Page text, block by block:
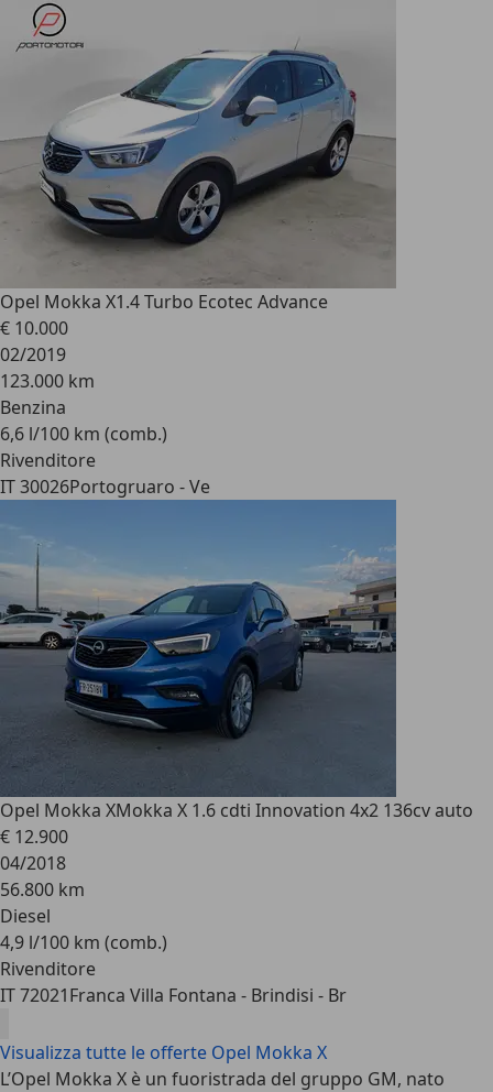
Opel Mokka X1.4 Turbo Ecotec Advance
€ 10.000
02/2019
123.000 km
Benzina
6,6 l/100 km (comb.)
Rivenditore
IT 30026Portogruaro - Ve
Opel Mokka XMokka X 1.6 cdti Innovation 4x2 136cv auto
€ 12.900
04/2018
56.800 km
Diesel
4,9 l/100 km (comb.)
Rivenditore
IT 72021Franca Villa Fontana - Brindisi - Br
Visualizza tutte le offerte Opel Mokka X
L’Opel Mokka X è un fuoristrada del gruppo GM, nato